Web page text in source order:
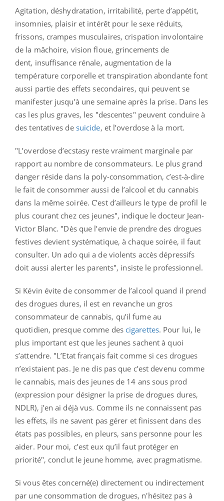
Agitation, déshydratation, irritabilité, perte d’appétit,
insomnies, plaisir et intérêt pour le sexe réduits,
frissons, crampes musculaires, crispation involontaire
de la mâchoire, vision floue, grincements de
dent, insuffisance rénale, augmentation de la
température corporelle et transpiration abondante font
aussi partie des effets secondaires, qui peuvent se
manifester jusqu’à une semaine après la prise. Dans les
cas les plus graves, les "descentes" peuvent conduire à
des tentatives de suicide, et l’overdose à la mort.
"L’overdose d’ecstasy reste vraiment marginale par
rapport au nombre de consommateurs. Le plus grand
danger réside dans la poly-consommation, c’est-à-dire
le fait de consommer aussi de l’alcool et du cannabis
dans la même soirée. C’est d’ailleurs le type de profil le
plus courant chez ces jeunes", indique le docteur Jean-
Victor Blanc. "Dès que l’envie de prendre des drogues
festives devient systématique, à chaque soirée, il faut
consulter. Un ado qui a de violents accès dépressifs
doit aussi alerter les parents", insiste le professionnel.
Si Kévin évite de consommer de l’alcool quand il prend
des drogues dures, il est en revanche un gros
consommateur de cannabis, qu’il fume au
quotidien, presque comme des cigarettes. Pour lui, le
plus important est que les jeunes sachent à quoi
s’attendre. "L’Etat français fait comme si ces drogues
n’existaient pas. Je ne dis pas que c’est devenu comme
le cannabis, mais des jeunes de 14 ans sous prod
(expression pour désigner la prise de drogues dures,
NDLR), j’en ai déjà vus. Comme ils ne connaissent pas
les effets, ils ne savent pas gérer et finissent dans des
états pas possibles, en pleurs, sans personne pour les
aider. Pour moi, c’est eux qu’il faut protéger en
priorité", conclut le jeune homme, avec pragmatisme.
Si vous êtes concerné(e) directement ou indirectement
par une consommation de drogues, n'hésitez pas à